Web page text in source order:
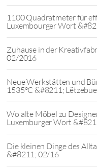
1100 Quadratmeter für
Luxembourger Wort
Zuhause in der
02/2016
Neue Werkstätten und
1535°C &#8211;
Wo alte Möbel zu
Luxemburger Wort
Die kleinen Dinge des
&#8211; 02/16